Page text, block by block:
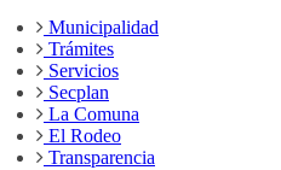
Municipalidad
Trámites
Servicios
Secplan
La Comuna
El Rodeo
Transparencia